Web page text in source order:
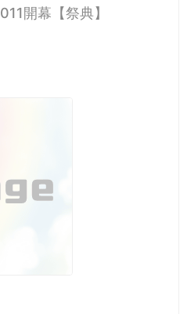
開幕【祭典】